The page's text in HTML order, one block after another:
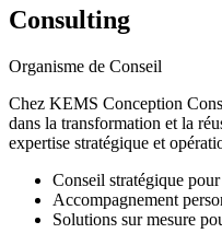
Consulting
Organisme de Conseil
Chez KEMS Conception
dans la transformation et la
expertise stratégique et
Conseil stratégique
Accompagnement
Solutions sur mesure